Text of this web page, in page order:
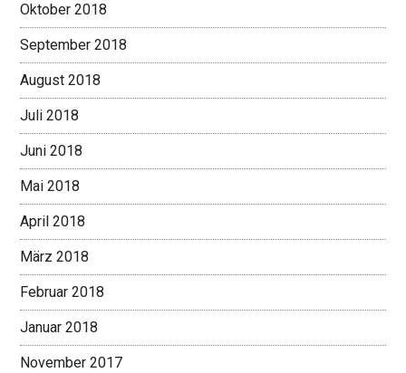
Oktober 2018
September 2018
August 2018
Juli 2018
Juni 2018
Mai 2018
April 2018
März 2018
Februar 2018
Januar 2018
November 2017